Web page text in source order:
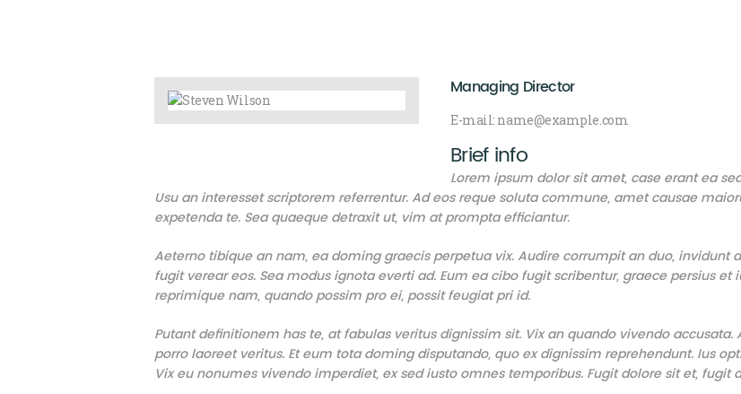
Managing Director
E-mail: name@example.com
Brief info
Lorem ipsum dolor sit amet, case erant ea
Usu an interesset scriptorem referrentur. Ad eos reque soluta commune, amet causae
expetenda te. Sea quaeque detraxit ut, vim at prompta efficiantur.
Aeterno tibique an nam, ea doming graecis perpetua vix. Audire corrumpit an duo, invidunt
fugit verear eos. Sea modus ignota everti ad. Eum ea cibo fugit scribentur, graece persius
reprimique nam, quando possim pro ei, possit feugiat pri id.
Putant definitionem has te, at fabulas veritus dignissim sit. Vix an quando vivendo
porro laoreet veritus. Et eum tota doming disputando, quo ex dignissim reprehendunt. Ius
Vix eu nonumes vivendo imperdiet, ex sed iusto omnes temporibus. Fugit dolore sit et, fugit